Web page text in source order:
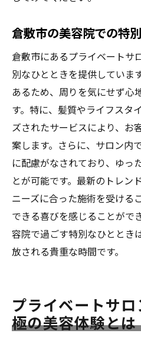
倉敷市の美容院での特
倉敷市にあるプライベートサ
別なひとときを提供していま
あるため、周りを気にせず心
す。特に、髪質やライフスタ
ズされたサービスにより、お
案します。さらに、サロン内
に配慮がなされており、ゆっ
とが可能です。最新のトレン
ニーズに合った施術を受ける
できる喜びを感じることがで
容院で過ごす特別なひととき
放される貴重な時間です。
プライベートサ
極の美容体験とは